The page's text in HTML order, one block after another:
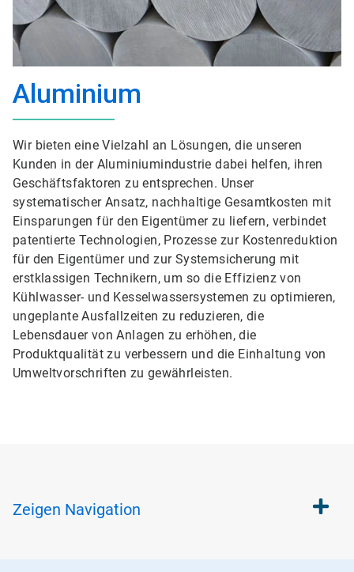
Aluminium
Wir bieten eine Vielzahl an Lösungen, die unseren
Kunden in der Aluminiumindustrie dabei helfen, ihren
Geschäftsfaktoren zu entsprechen. Unser
systematischer Ansatz, nachhaltige Gesamtkosten mit
Einsparungen für den Eigentümer zu liefern, verbindet
patentierte Technologien, Prozesse zur Kostenreduktion
für den Eigentümer und zur Systemsicherung mit
erstklassigen Technikern, um so die Effizienz von
Kühlwasser- und Kesselwassersystemen zu optimieren,
ungeplante Ausfallzeiten zu reduzieren, die
Lebensdauer von Anlagen zu erhöhen, die
Produktqualität zu verbessern und die Einhaltung von
Umweltvorschriften zu gewährleisten.
Zeigen Navigation